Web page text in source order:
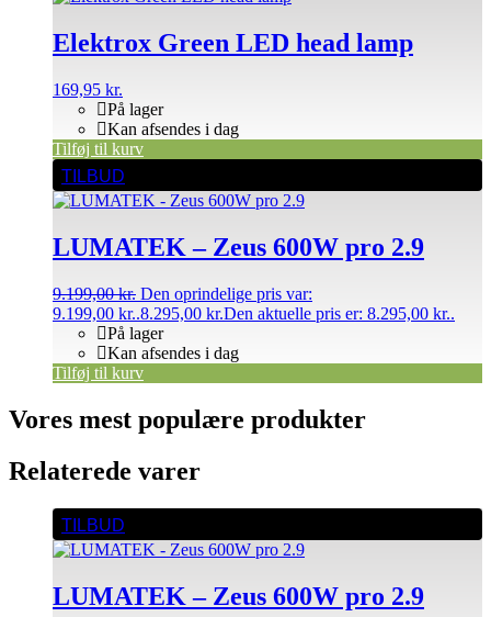
Elektrox Green LED head lamp
169,95 kr.
På lager
Kan afsendes i dag
Tilføj til kurv
TILBUD
LUMATEK – Zeus 600W pro 2.9
9.199,00kr. Den oprindelige pris var:
9.199,00 kr..8.295,00 kr.Den aktuelle pris er: 8.295,00 kr..
På lager
Kan afsendes i dag
Tilføj til kurv
Vores mest populære produkter
Relaterede varer
TILBUD
LUMATEK – Zeus 600W pro 2.9